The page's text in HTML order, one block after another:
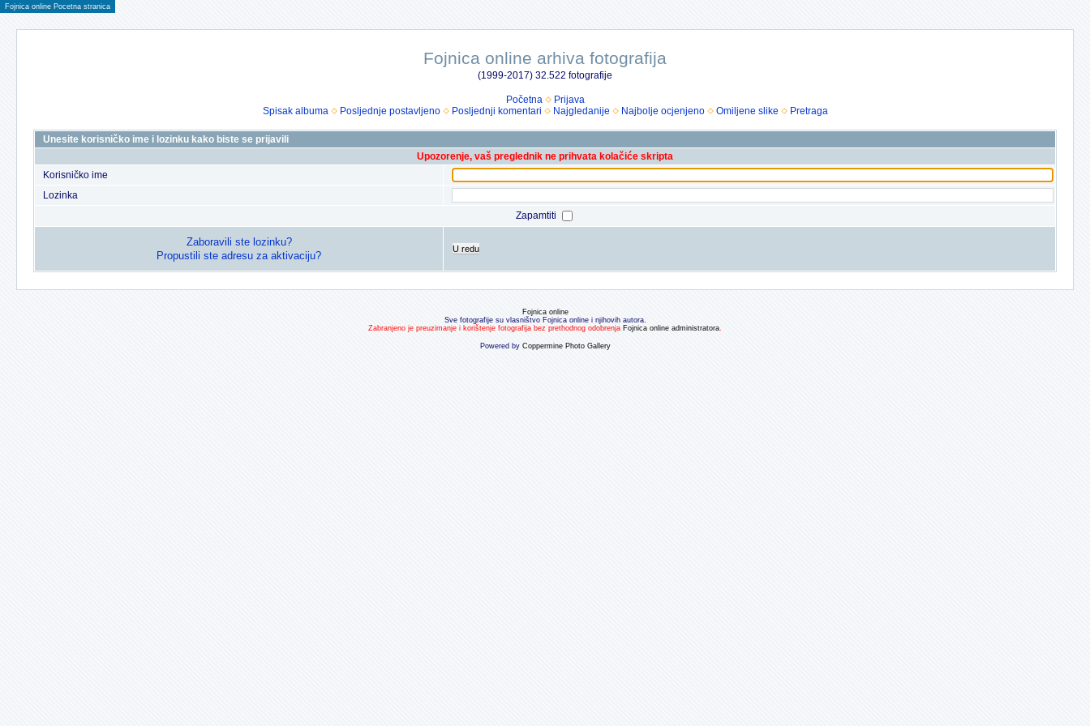
Fojnica online Pocetna stranica
Fojnica online arhiva fotografija
(1999-2017) 32.522 fotografije
Početna
Prijava
Spisak albuma
Posljednje postavljeno Posljednji komentari Najgledanije Najbolje ocjenjeno Omiljene slike Pretraga
Unesite korisničko ime i lozinku kako biste se prijavili
Upozorenje, vaš preglednik ne prihvata kolačiće skripta
Korisničko ime
Lozinka
Zapamtiti
Zaboravili ste lozinku?
Propustili ste adresu za aktivaciju?
U redu
Fojnica online
Sve fotografije su vlasništvo Fojnica online i njihovih autora.
Zabranjeno je preuzimanje i korištenje fotografija bez prethodnog odobrenja Fojnica online administratora.
Powered by Coppermine Photo Gallery